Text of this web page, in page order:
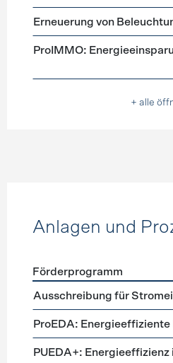
Erneuerung von
ProIMMO:
+ alle
Anlagen und
Förderprogramme
Förderprogramm
Ausschreibung für
ProEDA:
PUEDA+: Energieeffizienz